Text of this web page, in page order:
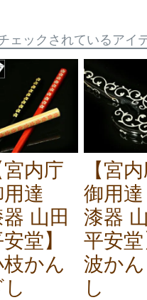
ェックされているアイ
宮内庁
用達
山田
堂】
かん
し
【宮
御用
漆器
平安
波か
し